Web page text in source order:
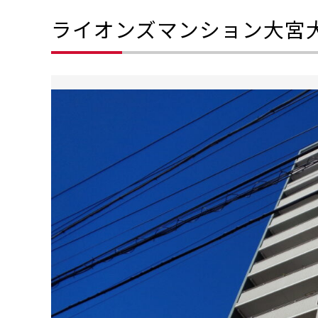
ライオンズマンション大宮